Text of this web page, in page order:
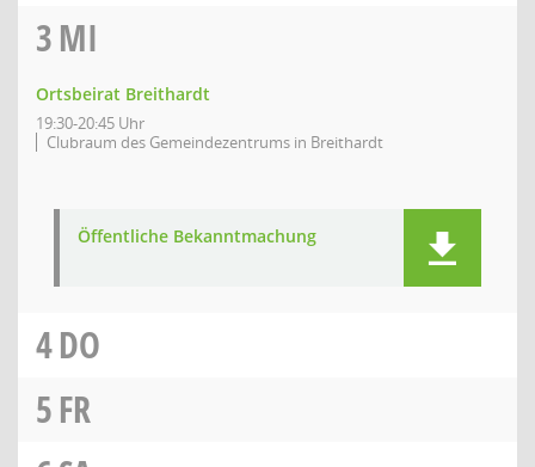
3MI
Ortsbeirat Breithardt
19:30-20:45 Uhr
Clubraum des Gemeindezentrums in Breithardt
Öffentliche Bekanntmachung
4DO
5FR